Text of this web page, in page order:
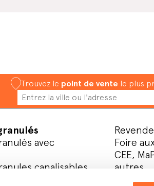
Trouvez le point de vente le plus
avec
canalisables
Foire
CEE,
autres